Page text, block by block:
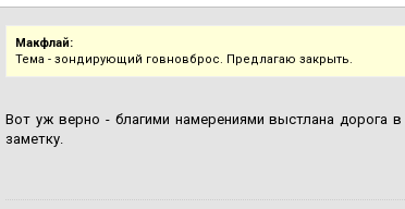
Макфлай:
Тема - зондирующий говновброс. Предлагаю закрыть.
Вот уж верно - благими намерениями выстлана дорога в
заметку.